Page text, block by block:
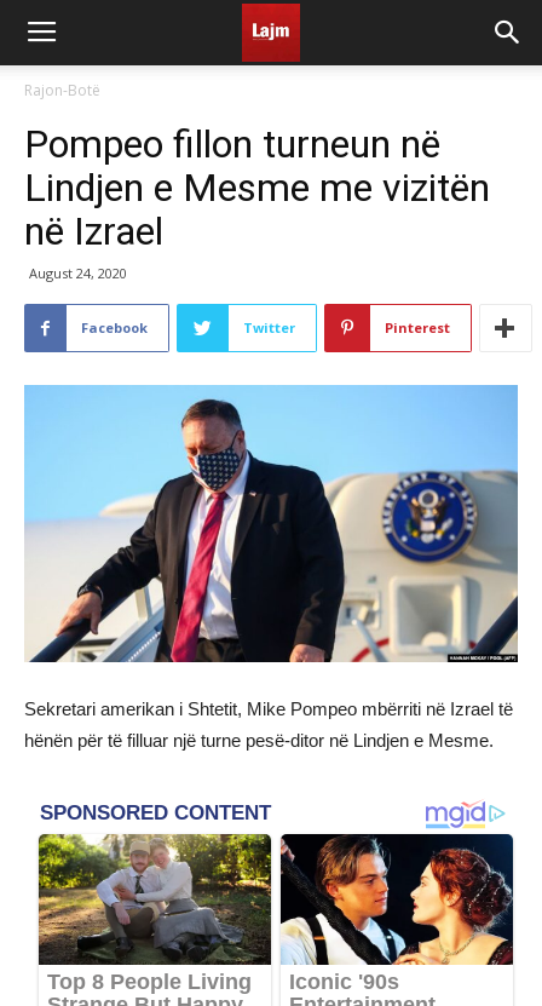
Rajon-Botë
Pompeo fillon turneun në
Lindjen e Mesme me vizitën
në Izrael
August 24, 2020
Facebook Twitter Pinterest
Sekretari amerikan i Shtetit, Mike Pompeo mbërriti në Izrael të
hënën për të filluar një turne pesë-ditor në Lindjen e Mesme.